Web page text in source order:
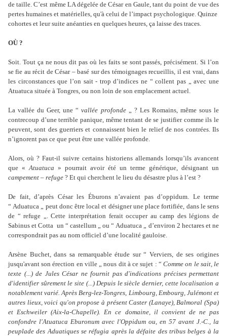
de taille. C’est même LA dégelée de César en Gaule, tant du point de vue des
pertes humaines et matérielles, qu'à celui de l’impact psychologique. Quinze
cohortes et leur suite anéanties en quelques heures, ça laisse des traces.
OÙ ?
Soit. Tout ça ne nous dit pas où les faits se sont passés, précisément. Si l’on
se fie au récit de César – basé sur des témoignages recueillis, il est vrai, dans
les circonstances que l’on sait - trop d’indices ne “ collent pas „ avec une
Atuatuca située à Tongres, ou non loin de son emplacement actuel.
La vallée du Geer, une “vallée profonde„ ? Les Romains, même sous le
contrecoup d’une terrible panique, même tentant de se justifier comme ils le
peuvent, sont des guerriers et connaissent bien le relief de nos contrées. Ils
n’ignorent pas ce que peut être une vallée profonde.
Alors, où ? Faut-il suivre certains historiens allemands lorsqu’ils avancent
que «Atuatuca » pourrait avoir été un terme générique, désignant un
campement – refuge ? Et qui cherchent le lieu du désastre plus à l’est ?
De fait, d’après César les Éburons n’avaient pas d’oppidum. Le terme
“ Aduatuca „ peut donc être local et désigner une place fortifiée, dans le sens
de “ refuge „. Cette interprétation ferait occuper au camp des légions de
Sabinus et Cotta un “ castellum „ ou “ Aduatuca „ d’environ 2 hectares et ne
correspondrait pas au nom officiel d’une localité gauloise.
Arsène Buchet, dans sa remarquable étude sur “ Verviers, de ses origines
jusqu'avant son érection en ville „ nous dit à ce sujet : “Comme on le sait, le
texte (...) de Jules César ne fournit pas d'indications précises permettant
d'identifier sûrement le site (...) Depuis le siècle dernier, cette localisation a
notablement varié. Après Berg-lez-Tongres, Limbourg, Embourg, Julémont et
autres lieux, voici qu'on propose à présent Caster (Lanaye), Balmoral (Spa)
et Eschweiler (Aix-la-Chapelle). En ce domaine, il convient de ne pas
confondre l'Atuatuca Eburonum avec l'Oppidum ou, en 57 avant J.-C., la
peuplade des Aduatiques se réfugia après la défaite des tribus belges à la